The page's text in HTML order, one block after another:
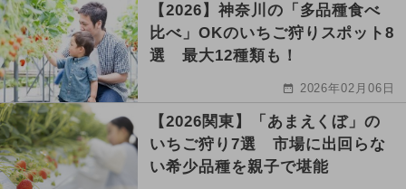
【2026】神奈川の「多品種食べ
比べ」OKのいちご狩りスポット8
選 最大12種類も！
2026年02月06日
【2026関東】「あまえくぼ」の
いちご狩り7選 市場に出回らな
い希少品種を親子で堪能